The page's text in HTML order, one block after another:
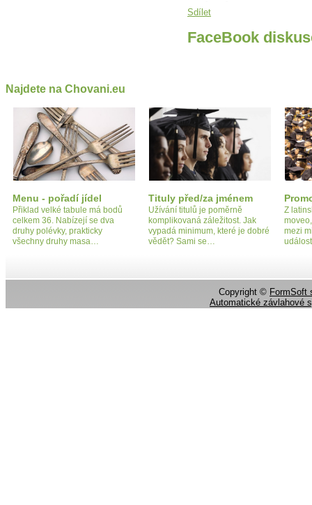
Sdílet
FaceBook
Najdete na Chovani.eu
Menu - pořadí jídel
Přiklad velké tabule má bodů
celkem 36. Nabízejí se dva
druhy polévky, prakticky
všechny druhy masa…
Tituly před/za jménem
Užívání titulů je poměrně
komplikovaná záležitost. Jak
vypadá minimum, které je dobré
vědět? Sami se…
Z
mezi
Copyright © FormSoft
Automatické závlahové